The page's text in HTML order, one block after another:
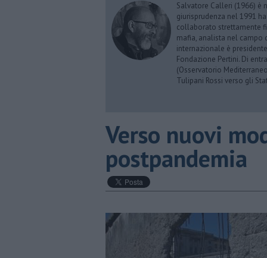
Salvatore Calleri (1966) è
giurisprudenza nel 1991
collaborato strettamente
mafia, analista nel campo
internazionale è
Fondazione Pertini. Di
(Osservatorio
Tulipani Rossi verso gli
Verso nuovi
postpandemia